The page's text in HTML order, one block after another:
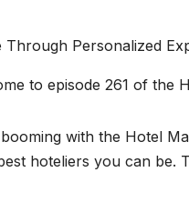
Through Personalized
to episode 261 of the
with the Hotel
hoteliers you can be.